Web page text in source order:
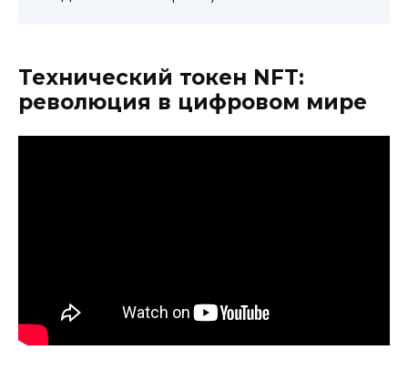
Технический токен NFT:
революция в цифровом мире